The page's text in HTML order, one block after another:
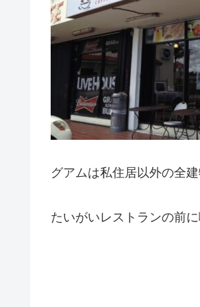
グアムは私住居以外の全建
たいがいレストランの前